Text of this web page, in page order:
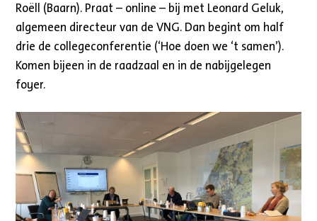
Roëll (Baarn). Praat – online – bij met Leonard Geluk,
algemeen directeur van de VNG. Dan begint om half
drie de collegeconferentie (‘Hoe doen we ‘t samen’).
Komen bijeen in de raadzaal en in de nabijgelegen
foyer.